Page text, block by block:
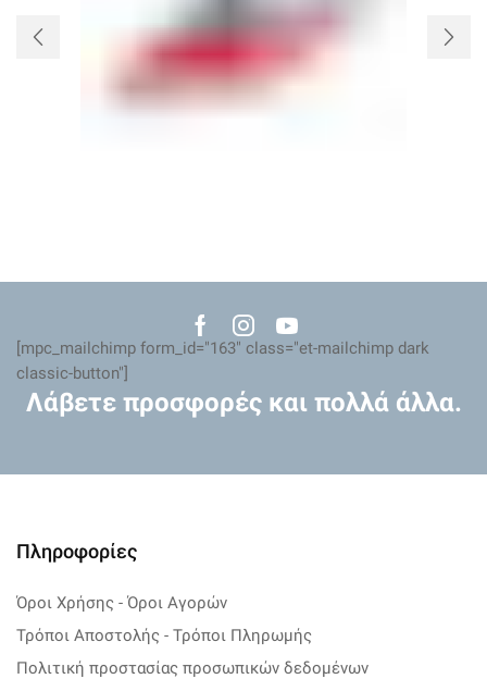
Facebook
Instagram
Youtube
[mpc_mailchimp form_id="163" class="et-mailchimp dark
classic-button"]
Λάβετε προσφορές και πολλά άλλα.
Πληροφορίες
Όροι Χρήσης - Όροι Αγορών
Τρόποι Αποστολής - Τρόποι Πληρωμής
Πολιτική προστασίας προσωπικών δεδομένων